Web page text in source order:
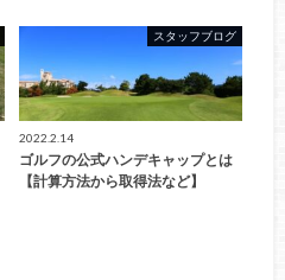
スタッフブログ
2022.2.14
ゴルフの公式ハンデキャップとは
【計算方法から取得法など】